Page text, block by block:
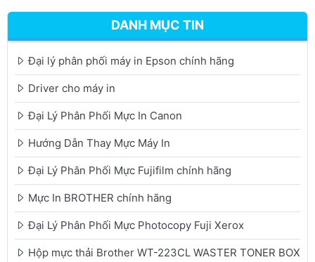
DANH MỤC TIN
Đại lý phân phối máy in Epson chính hãng
Driver cho máy in
Đại Lý Phân Phối Mực In Canon
Hướng Dẫn Thay Mực Máy In
Đại Lý Phân Phối Mực Fujifilm chính hãng
Mực In BROTHER chính hãng
Đại Lý Phân Phối Mực Photocopy Fuji Xerox
Hộp mực thải Brother WT-223CL WASTER TONER BOX